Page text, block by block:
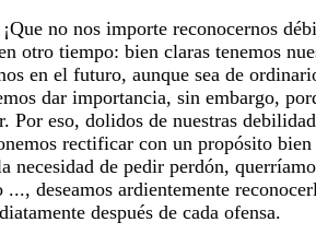
no nos importe reconocernos
otro tiempo: bien claras tenemos
en el futuro, aunque sea de
dar importancia, sin embargo,
Por eso, dolidos de nuestras
rectificar con un propósito
necesidad de pedir perdón,
..., deseamos ardientemente
después de cada ofensa.